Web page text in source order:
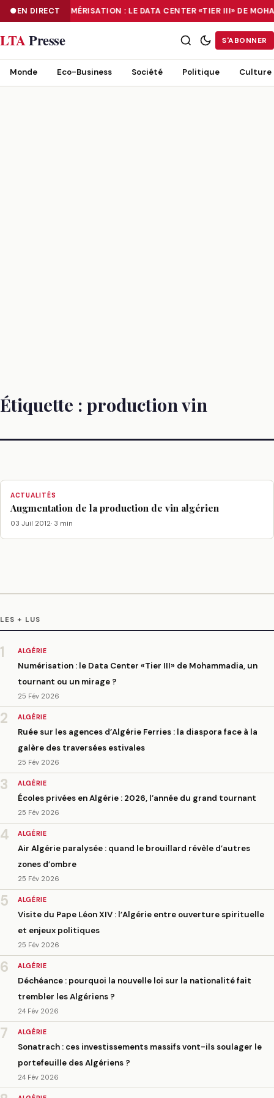
EN DIRECTNUMÉRISATION : LE DATA CENTER «TIER III» DE
NUMÉRISATION : LE DATA CENTER «TIER III» DE MOHAMMADIA, UN
LTAPresse S'ABONNER
Monde Eco-Business Société Politique Culture
Étiquette : production vin
ACTUALITÉS
Augmentation de la production de vin algérien
03 Juil 2012· 3 min
LES + LUS
1 ALGÉRIE
Numérisation : le Data Center «Tier III» de Mohammadia, un
tournant ou un mirage ?
25 Fév 2026
2 ALGÉRIE
Ruée sur les agences d’Algérie Ferries : la diaspora face à la
galère des traversées estivales
25 Fév 2026
3 ALGÉRIE
Écoles privées en Algérie : 2026, l’année du grand tournant
25 Fév 2026
4 ALGÉRIE
Air Algérie paralysée : quand le brouillard révèle d’autres
zones d’ombre
25 Fév 2026
5 ALGÉRIE
Visite du Pape Léon XIV : l’Algérie entre ouverture spirituelle
et enjeux politiques
25 Fév 2026
6 ALGÉRIE
Déchéance : pourquoi la nouvelle loi sur la nationalité fait
trembler les Algériens ?
24 Fév 2026
7 ALGÉRIE
Sonatrach : ces investissements massifs vont-ils soulager le
portefeuille des Algériens ?
24 Fév 2026